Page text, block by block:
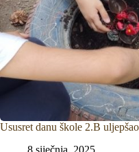
Ususret danu škole 2.B
8 siječnja, 2025